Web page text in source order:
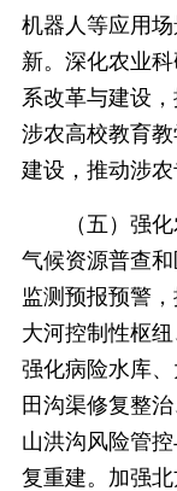
机器人等应用
新。深化农业
系改革与建设
涉农高校教育
建设，推动涉农
（五）强化
气候资源普查
监测预报预警
大河控制性枢
强化病险水库
田沟渠修复整
山洪沟风险管
复重建。加强